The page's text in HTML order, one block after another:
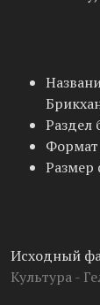
Раздел
Размер
Исходный
Культура -